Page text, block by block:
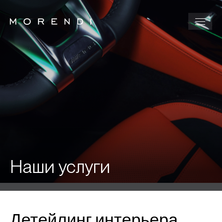
Наши услуги